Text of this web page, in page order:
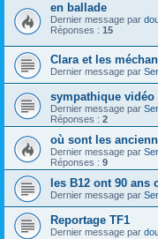
en ballade
Dernier message par
Réponses : 15
Clara et les
Dernier message par
sympathique vidéo
Dernier message par
Réponses : 2
où sont les
Dernier message par
Réponses : 9
les B12 ont 90 ans
Dernier message par
Reportage TF1
Dernier message par